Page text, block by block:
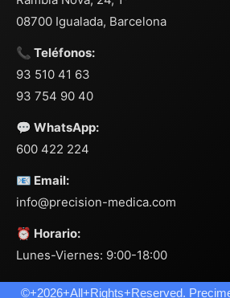
08700 Igualada, Barcelona
📞 Teléfonos:
93 510 41 63
93 754 90 40
💬 WhatsApp:
600 422 224
📧 Email:
info@precision-medica.com
⏰ Horario:
Lunes-Viernes: 9:00-18:00
©+2026+All+Rights+Reserved.